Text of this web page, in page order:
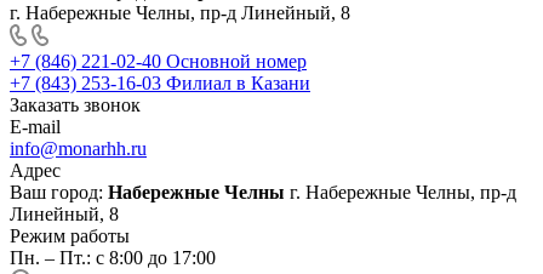
г. Набережные Челны, пр-д Линейный, 8
+7 (846) 221-02-40 Основной номер
+7 (843) 253-16-03 Филиал в Казани
Заказать звонок
E-mail
info@monarhh.ru
Адрес
Ваш город: Набережные Челны г. Набережные Челны, пр-д
Линейный, 8
Режим работы
Пн. – Пт.: с 8:00 до 17:00